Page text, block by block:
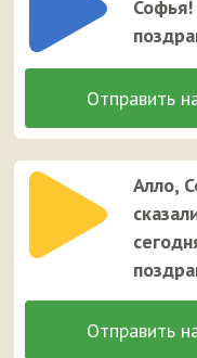
Софья!
Алло,